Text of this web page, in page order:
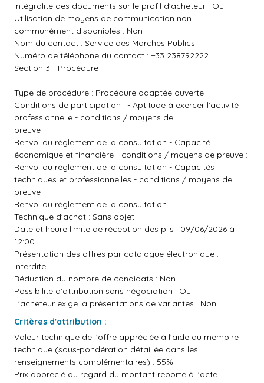
Intégralité des documents sur le profil d'acheteur : Oui
Utilisation de moyens de communication non
communément disponibles : Non
Nom du contact : Service des Marchés Publics
Numéro de téléphone du contact : +33 238792222
Section 3 - Procédure
Type de procédure : Procédure adaptée ouverte
Conditions de participation : - Aptitude à exercer l'activité
professionnelle - conditions / moyens de
preuve :
Renvoi au règlement de la consultation - Capacité
économique et financière - conditions / moyens de preuve :
Renvoi au règlement de la consultation - Capacités
techniques et professionnelles - conditions / moyens de
preuve :
Renvoi au règlement de la consultation
Technique d'achat : Sans objet
Date et heure limite de réception des plis : 09/06/2026 à
12:00
Présentation des offres par catalogue électronique :
Interdite
Réduction du nombre de candidats : Non
Possibilité d'attribution sans négociation : Oui
L'acheteur exige la présentations de variantes : Non
Critères d'attribution :
Valeur technique de l'offre appréciée à l'aide du mémoire
technique (sous-pondération détaillée dans les
renseignements complémentaires) : 55%
Prix apprécié au regard du montant reporté à l'acte